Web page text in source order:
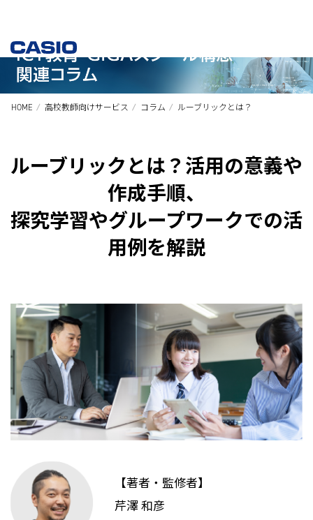
HOME 高校教師向けサービス コラム ルーブリックとは？
ルーブリックとは？活用の意義や
作成手順、
探究学習やグループワークでの活
用例を解説
【著者・監修者】
芹澤 和彦